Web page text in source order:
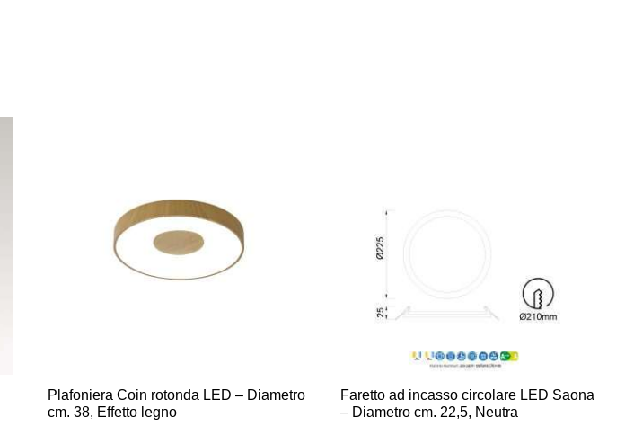
Plafoniera Coin rotonda LED – Diametro
cm. 38, Effetto legno
Faretto ad incasso circolare LED Saona
– Diametro cm. 22,5, Neutra